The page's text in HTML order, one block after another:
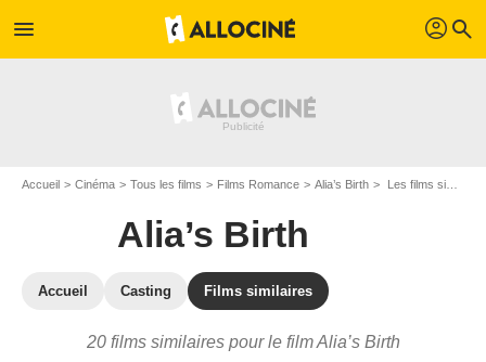
menu profil search
Accueil Cinéma Tous les films Films Romance Alia’s Birth Les films similaires à "Alia’s Birth"
Alia’s Birth
Accueil Casting Films similaires
20 films similaires pour le film Alia’s Birth